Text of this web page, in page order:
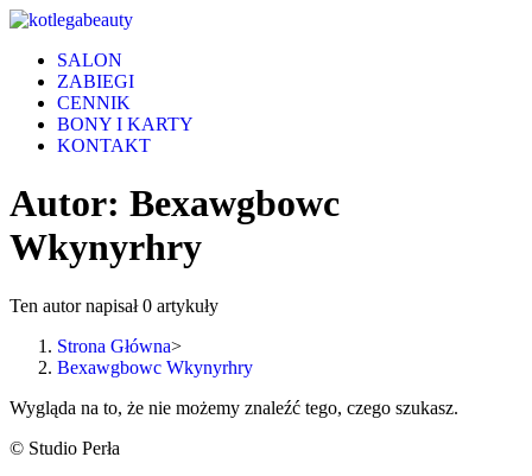
Skip
contentSALON
ZABIEGI
CENNIK
BONY I KARTY
KONTAKT
Autor: Bexawgbowc
Wkynyrhry
Ten autor napisał 0 artykuły
Strona Główna>
Bexawgbowc Wkynyrhry
Wygląda na to, że nie możemy znaleźć tego, czego szukasz.
© Studio Perła